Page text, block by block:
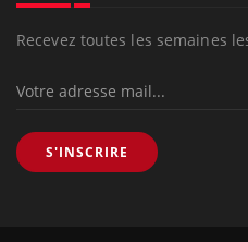
Recevez toutes les semaines
S'INSCRIRE